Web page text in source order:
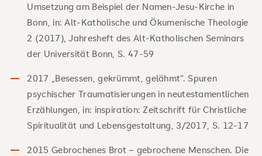
Umsetzung am Beispiel der Namen-Jesu-Kirche in
Bonn, in: Alt-Katholische und Ökumenische Theologie
2 (2017), Jahresheft des Alt-Katholischen Seminars
der Universität Bonn, S. 47-59
2017 „Besessen, gekrümmt, gelähmt“. Spuren
psychischer Traumatisierungen in neutestamentlichen
Erzählungen, in: inspiration: Zeitschrift für Christliche
Spiritualität und Lebensgestaltung, 3/2017, S. 12-17
2015 Gebrochenes Brot – gebrochene Menschen. Die